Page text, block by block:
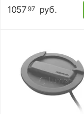
1057 97 руб.